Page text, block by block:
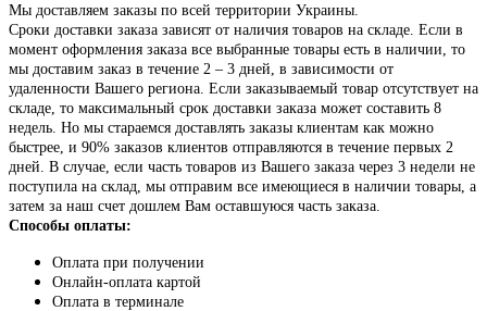
Мы доставляем заказы по всей территории Украины.
Сроки доставки заказа зависят от наличия товаров на складе. Если в
момент оформления заказа все выбранные товары есть в наличии, то
мы доставим заказ в течение 2 – 3 дней, в зависимости от
удаленности Вашего региона. Если заказываемый товар отсутствует на
складе, то максимальный срок доставки заказа может составить 8
недель. Но мы стараемся доставлять заказы клиентам как можно
быстрее, и 90% заказов клиентов отправляются в течение первых 2
дней. В случае, если часть товаров из Вашего заказа через 3 недели не
поступила на склад, мы отправим все имеющиеся в наличии товары, а
затем за наш счет дошлем Вам оставшуюся часть заказа.
Способы оплаты:
Оплата при получении
Онлайн-оплата картой
Оплата в терминале